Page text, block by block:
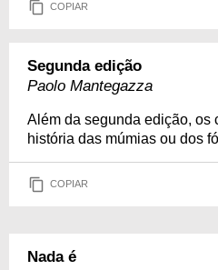
COPIAR
Segunda edição
Paolo Mantegazza
Além da segunda edição, os
história das múmias ou dos
COPIAR
Nada é